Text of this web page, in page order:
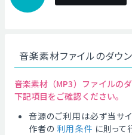
音楽素材ファイルのダウ
音楽素材（MP3）ファイルの
下記項目をご確認ください。
音源のご利用は必ず当サ
作者の 利用条件 に則って